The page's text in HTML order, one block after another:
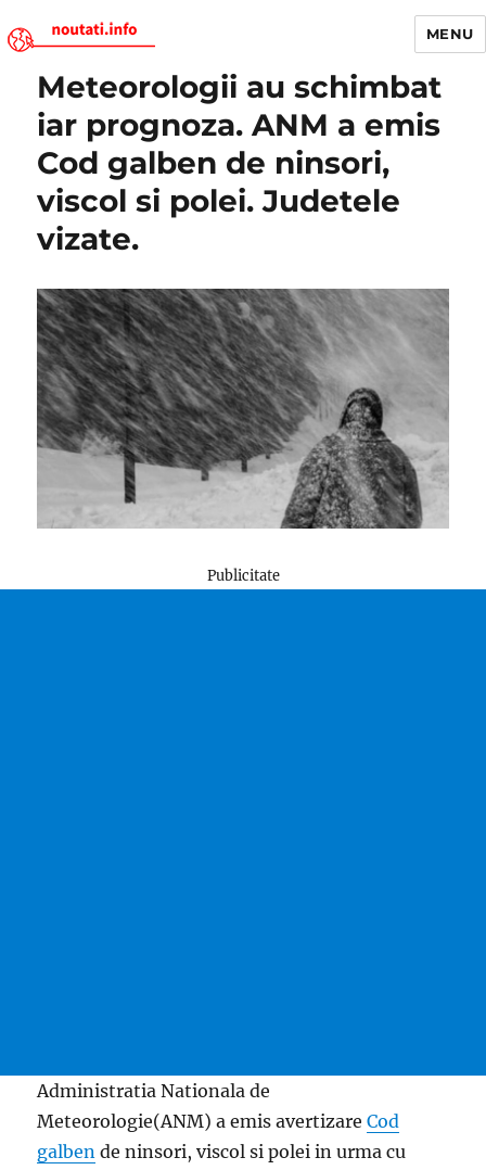
Noutati.Info
MENU
Meteorologii au schimbat
iar prognoza. ANM a emis
Cod galben de ninsori,
viscol si polei. Judetele
vizate.
Publicitate
Administratia Nationala de
Meteorologie(ANM) a emis avertizareCod
galben de ninsori, viscol si polei in urma cu